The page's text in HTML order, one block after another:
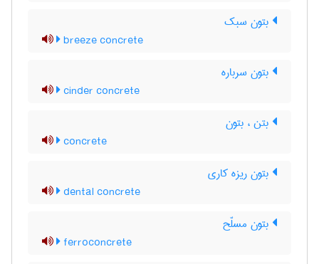
بتون سبک
breeze concrete
بتون سرباره
cinder concrete
بتن ، بتون
concrete
بتون ریزه کاری
dental concrete
بتون مسلّح
ferroconcrete